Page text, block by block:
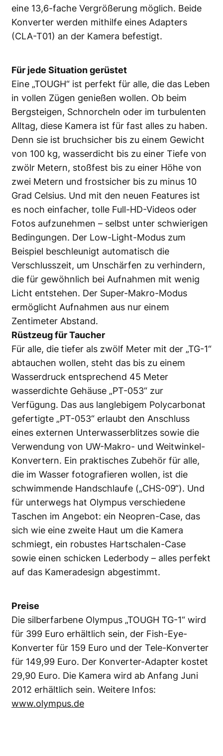
eine 13,6-fache Vergrößerung möglich. Beide
Konverter werden mithilfe eines Adapters
(CLA-T01) an der Kamera befestigt.
Für jede Situation gerüstet
Eine „TOUGH“ ist perfekt für alle, die das Leben
in vollen Zügen genießen wollen. Ob beim
Bergsteigen, Schnorcheln oder im turbulenten
Alltag, diese Kamera ist für fast alles zu haben.
Denn sie ist bruchsicher bis zu einem Gewicht
von 100 kg, wasserdicht bis zu einer Tiefe von
zwölr Metern, stoßfest bis zu einer Höhe von
zwei Metern und frostsicher bis zu minus 10
Grad Celsius. Und mit den neuen Features ist
es noch einfacher, tolle Full-HD-Videos oder
Fotos aufzunehmen – selbst unter schwierigen
Bedingungen. Der Low-Light-Modus zum
Beispiel beschleunigt automatisch die
Verschlusszeit, um Unschärfen zu verhindern,
die für gewöhnlich bei Aufnahmen mit wenig
Licht entstehen. Der Super-Makro-Modus
ermöglicht Aufnahmen aus nur einem
Zentimeter Abstand.
Rüstzeug für Taucher
Für alle, die tiefer als zwölf Meter mit der „TG-1“
abtauchen wollen, steht das bis zu einem
Wasserdruck entsprechend 45 Meter
wasserdichte Gehäuse „PT-053“ zur
Verfügung. Das aus langlebigem Polycarbonat
gefertigte „PT-053“ erlaubt den Anschluss
eines externen Unterwasserblitzes sowie die
Verwendung von UW-Makro- und Weitwinkel-
Konvertern. Ein praktisches Zubehör für alle,
die im Wasser fotografieren wollen, ist die
schwimmende Handschlaufe („CHS-09“). Und
für unterwegs hat Olympus verschiedene
Taschen im Angebot: ein Neopren-Case, das
sich wie eine zweite Haut um die Kamera
schmiegt, ein robustes Hartschalen-Case
sowie einen schicken Lederbody – alles perfekt
auf das Kameradesign abgestimmt.
Preise
Die silberfarbene Olympus „TOUGH TG-1“ wird
für 399 Euro erhältlich sein, der Fish-Eye-
Konverter für 159 Euro und der Tele-Konverter
für 149,99 Euro. Der Konverter-Adapter kostet
29,90 Euro. Die Kamera wird ab Anfang Juni
2012 erhältlich sein. Weitere Infos:
www.olympus.de